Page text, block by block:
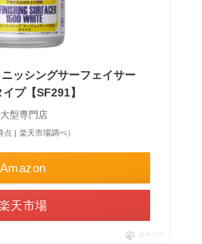
ッシングサーフェイサー
プ【SF291】
型専門店
| 楽天市場調べ）
Amazon
天市場
ポチップ